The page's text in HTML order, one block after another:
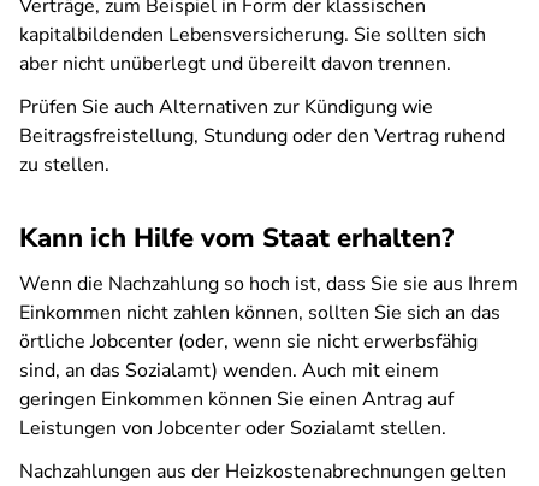
Verträge, zum Beispiel in Form der klassischen
kapitalbildenden Lebensversicherung. Sie sollten sich
aber nicht unüberlegt und übereilt davon trennen.
Prüfen Sie auch Alternativen zur Kündigung wie
Beitragsfreistellung, Stundung oder den Vertrag ruhend
zu stellen.
Kann ich Hilfe vom Staat erhalten?
Wenn die Nachzahlung so hoch ist, dass Sie sie aus Ihrem
Einkommen nicht zahlen können, sollten Sie sich an das
örtliche Jobcenter (oder, wenn sie nicht erwerbsfähig
sind, an das Sozialamt) wenden. Auch mit einem
geringen Einkommen können Sie einen Antrag auf
Leistungen von Jobcenter oder Sozialamt stellen.
Nachzahlungen aus der Heizkostenabrechnungen gelten